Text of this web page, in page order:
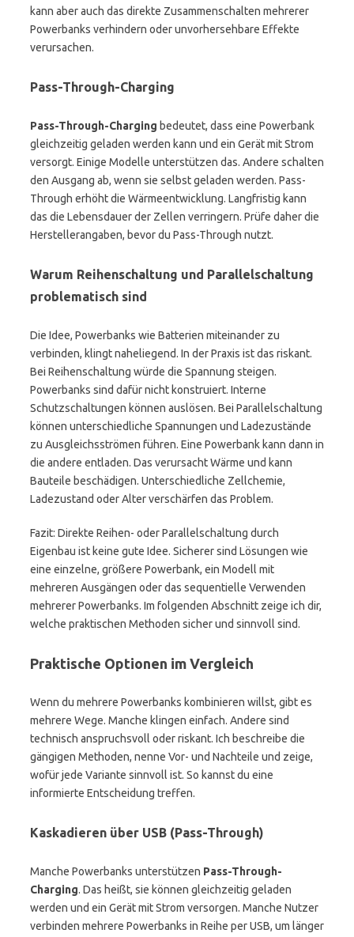
kann aber auch das direkte Zusammenschalten mehrerer
Powerbanks verhindern oder unvorhersehbare Effekte
verursachen.
Pass-Through-Charging
Pass-Through-Charging bedeutet, dass eine Powerbank
gleichzeitig geladen werden kann und ein Gerät mit Strom
versorgt. Einige Modelle unterstützen das. Andere schalten
den Ausgang ab, wenn sie selbst geladen werden. Pass-
Through erhöht die Wärmeentwicklung. Langfristig kann
das die Lebensdauer der Zellen verringern. Prüfe daher die
Herstellerangaben, bevor du Pass-Through nutzt.
Warum Reihenschaltung und Parallelschaltung
problematisch sind
Die Idee, Powerbanks wie Batterien miteinander zu
verbinden, klingt naheliegend. In der Praxis ist das riskant.
Bei Reihenschaltung würde die Spannung steigen.
Powerbanks sind dafür nicht konstruiert. Interne
Schutzschaltungen können auslösen. Bei Parallelschaltung
können unterschiedliche Spannungen und Ladezustände
zu Ausgleichsströmen führen. Eine Powerbank kann dann in
die andere entladen. Das verursacht Wärme und kann
Bauteile beschädigen. Unterschiedliche Zellchemie,
Ladezustand oder Alter verschärfen das Problem.
Fazit: Direkte Reihen- oder Parallelschaltung durch
Eigenbau ist keine gute Idee. Sicherer sind Lösungen wie
eine einzelne, größere Powerbank, ein Modell mit
mehreren Ausgängen oder das sequentielle Verwenden
mehrerer Powerbanks. Im folgenden Abschnitt zeige ich dir,
welche praktischen Methoden sicher und sinnvoll sind.
Praktische Optionen im Vergleich
Wenn du mehrere Powerbanks kombinieren willst, gibt es
mehrere Wege. Manche klingen einfach. Andere sind
technisch anspruchsvoll oder riskant. Ich beschreibe die
gängigen Methoden, nenne Vor- und Nachteile und zeige,
wofür jede Variante sinnvoll ist. So kannst du eine
informierte Entscheidung treffen.
Kaskadieren über USB (Pass-Through)
Manche Powerbanks unterstützen Pass-Through-
Charging. Das heißt, sie können gleichzeitig geladen
werden und ein Gerät mit Strom versorgen. Manche Nutzer
verbinden mehrere Powerbanks in Reihe per USB, um länger